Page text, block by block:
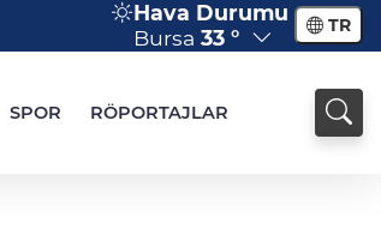
Hava Durumu
Bursa 33 ° TR
SPOR RÖPORTAJLAR